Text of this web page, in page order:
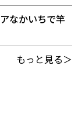
なかいちで竿
もっと見る＞